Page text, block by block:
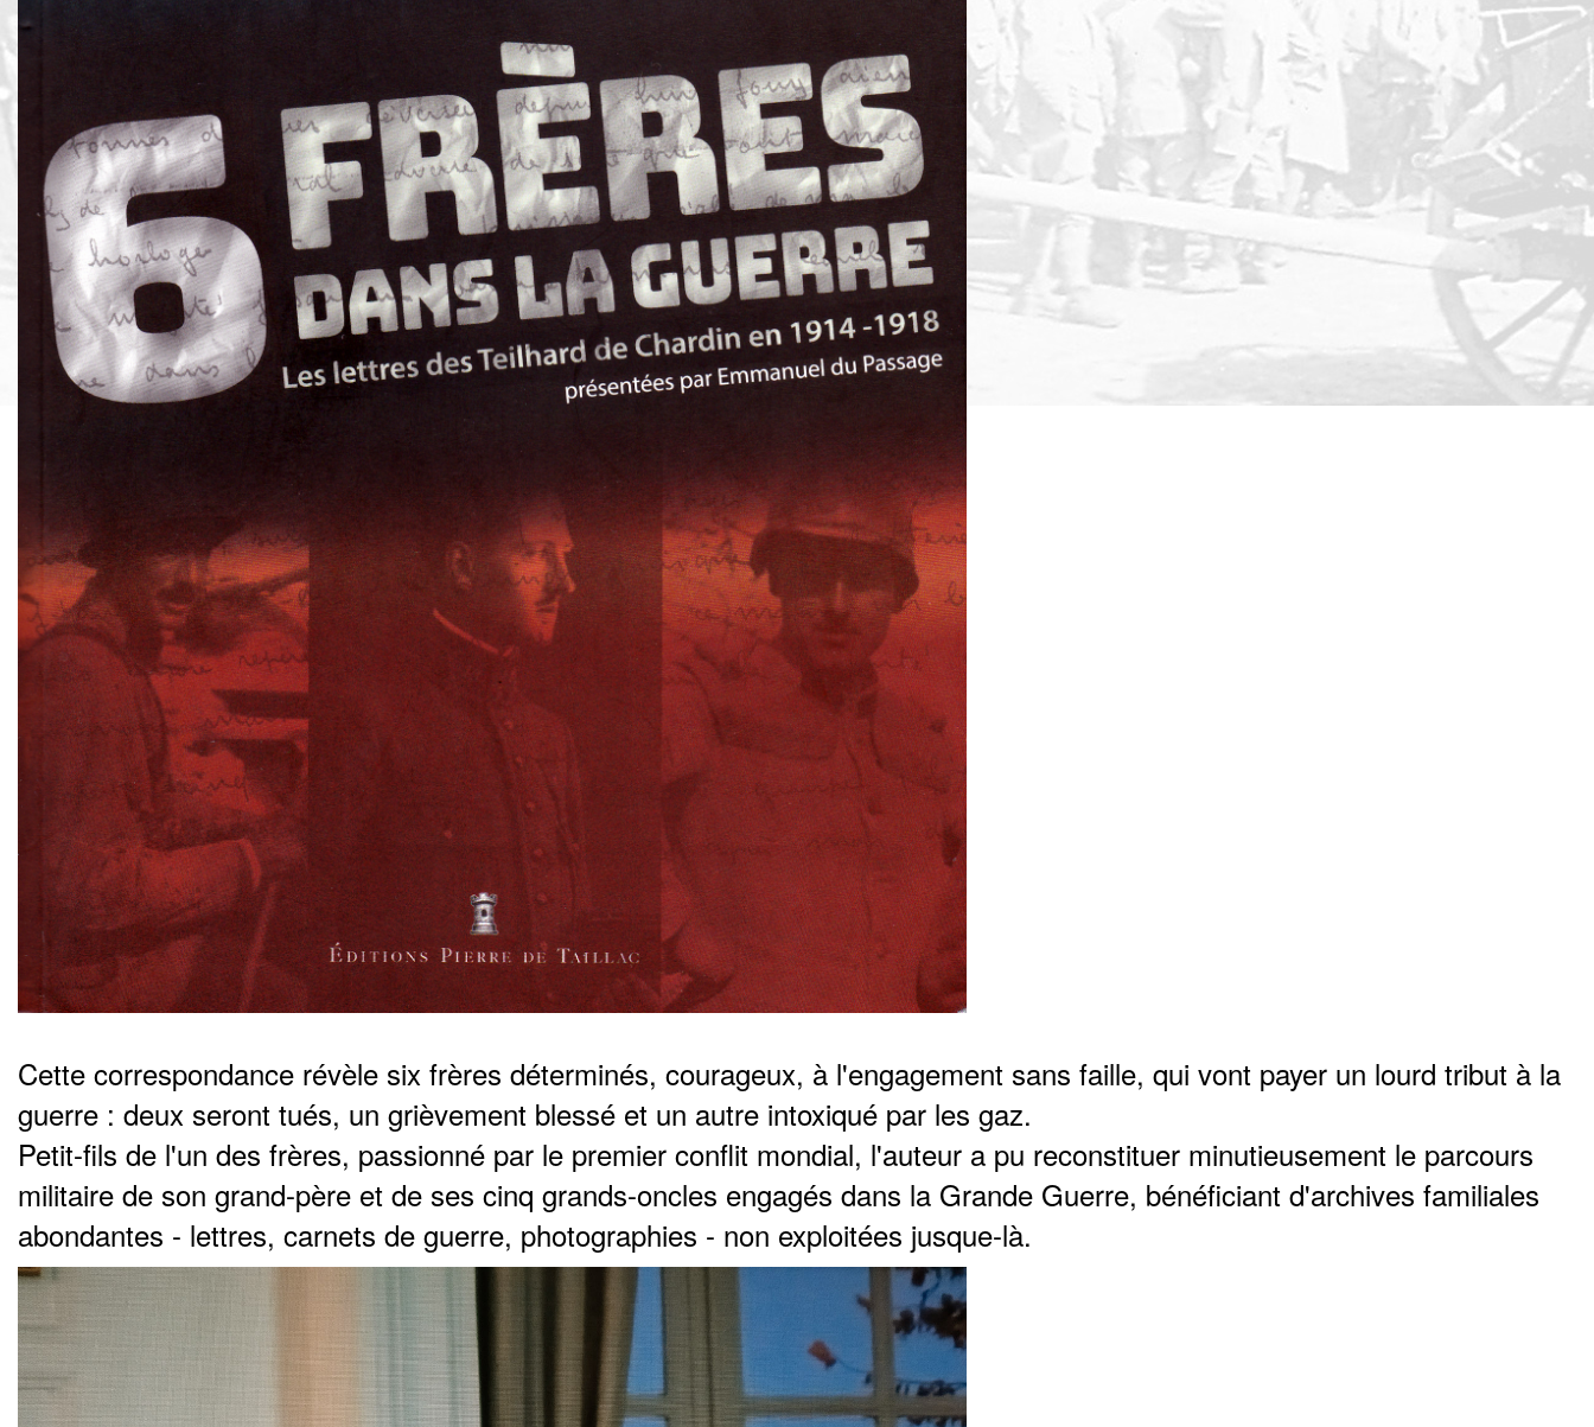
Cette correspondance révèle six frères déterminés, courageux, à l'engagement sans faille, qui vont payer un lourd tribut à la
guerre : deux seront tués, un grièvement blessé et un autre intoxiqué par les gaz.
Petit-fils de l'un des frères, passionné par le premier conflit mondial, l'auteur a pu reconstituer minutieusement le parcours
militaire de son grand-père et de ses cinq grands-oncles engagés dans la Grande Guerre, bénéficiant d'archives familiales
abondantes - lettres, carnets de guerre, photographies - non exploitées jusque-là.